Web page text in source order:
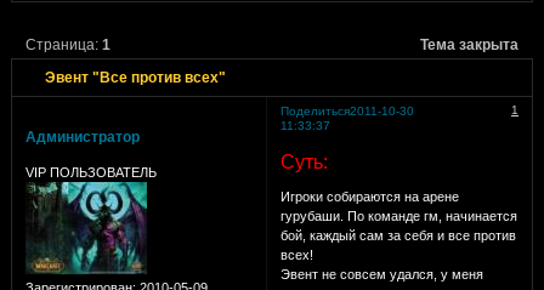
Эвент "Все против всех"
Страница:1 Тема закрыта
Поделиться 1
2011-10-30
11:33:37
Администратор
VIP ПОЛЬЗОВАТЕЛЬ
Суть:
Игроки собираются на арене
гурубаши. По команде гм, начинается
бой, каждый сам за себя и все против
всех!
Эвент не совсем удался, у меня